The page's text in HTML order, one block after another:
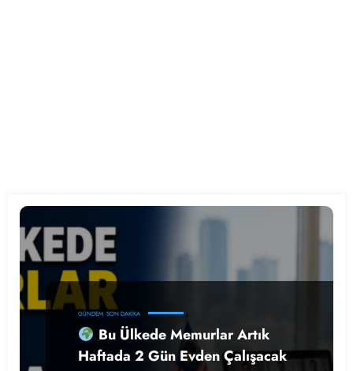
GÜNDEM SON DAKIKA
Bu Ülkede Memurlar Artık
Haftada 2 Gün Evden Çalışacak